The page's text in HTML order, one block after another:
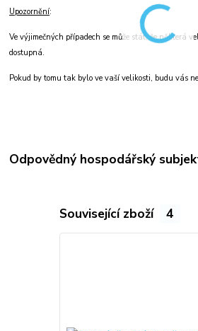
Upozornění:
Ve výjimečných případech se může stát, že některá
dostupná.
Pokud by tomu tak bylo ve vaší velikosti, budu vás
Odpovědný hospodářský
Související zboží 4